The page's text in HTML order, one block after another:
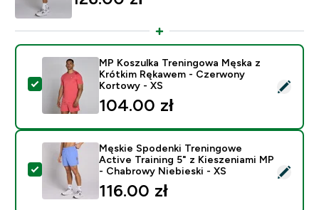
Wybierz ten produkt - MP Koszulka Treningowa
MP Koszulka Treningowa Męska z
Krótkim Rękawem - Czerwony
Kortowy - XS
104.00 zł‎
Wybierz ten produkt - Męskie Spodenki Treningowe
Męskie Spodenki Treningowe
Active Training 5" z Kieszeniami MP
- Chabrowy Niebieski - XS
116.00 zł‎